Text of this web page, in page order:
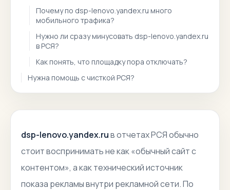
Почему по dsp-lenovo.yandex.ru много
мобильного трафика?
Нужно ли сразу минусовать dsp-lenovo.yandex.ru
в РСЯ?
Как понять, что площадку пора отключать?
Нужна помощь с чисткой РСЯ?
dsp-lenovo.yandex.ruв отчетах РСЯ обычно
стоит воспринимать не как «обычный сайт с
контентом», а как технический источник
показа рекламы внутри рекламной сети. По